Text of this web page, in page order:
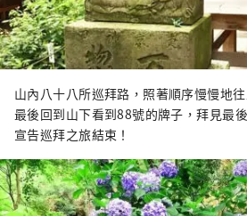
山內八十八所巡拜路，照著順序慢慢地
最後回到山下看到88號的牌子，拜見最
宣告巡拜之旅結束！